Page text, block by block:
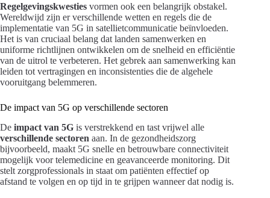
Regelgevingskwesties vormen ook een belangrijk obstakel.
Wereldwijd zijn er verschillende wetten en regels die de
implementatie van 5G in satellietcommunicatie beïnvloeden.
Het is van cruciaal belang dat landen samenwerken en
uniforme richtlijnen ontwikkelen om de snelheid en efficiëntie
van de uitrol te verbeteren. Het gebrek aan samenwerking kan
leiden tot vertragingen en inconsistenties die de algehele
vooruitgang belemmeren.
De impact van 5G op verschillende sectoren
De impact van 5G is verstrekkend en tast vrijwel alle
verschillende sectoren aan. In de gezondheidszorg
bijvoorbeeld, maakt 5G snelle en betrouwbare connectiviteit
mogelijk voor telemedicine en geavanceerde monitoring. Dit
stelt zorgprofessionals in staat om patiënten effectief op
afstand te volgen en op tijd in te grijpen wanneer dat nodig is.